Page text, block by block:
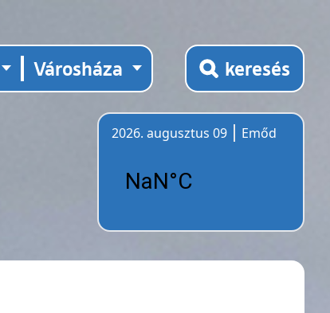
Városháza keresés
2026. augusztus 09
Emőd